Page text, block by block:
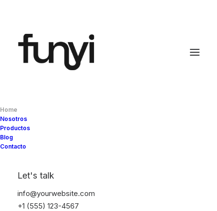
Home
Nosotros
Productos
Blog
Contacto
Let's talk
info@yourwebsite.com
+1 (555) 123-4567
Diseño
propósito